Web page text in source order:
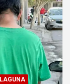
LAGUNA